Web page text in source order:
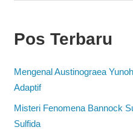
Pos Terbaru
Mengenal Austinograea
Adaptif
Misteri Fenomena Bannock
Sulfida